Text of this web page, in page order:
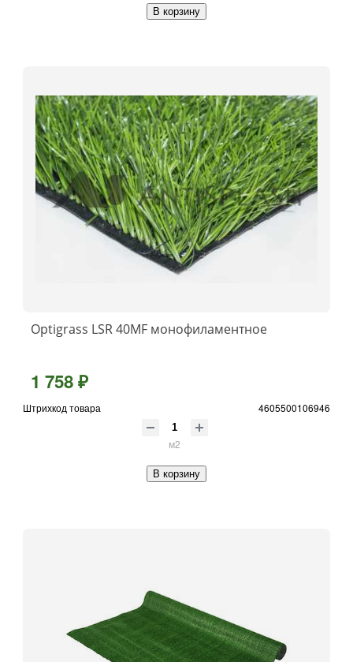
В корзину
Optigrass LSR 40MF монофиламентное
1 758 ₽
Штрихкод товара 4605500106946
м2
В корзину